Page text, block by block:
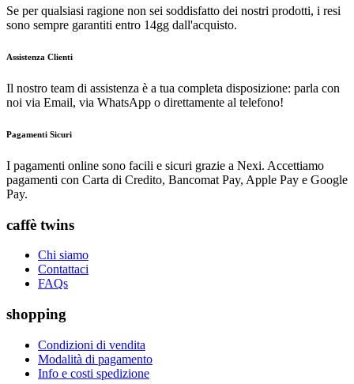
Se per qualsiasi ragione non sei soddisfatto dei nostri prodotti, i resi
sono sempre garantiti entro 14gg dall'acquisto.
Assistenza Clienti
Il nostro team di assistenza è a tua completa disposizione: parla con
noi via Email, via WhatsApp o direttamente al telefono!
Pagamenti Sicuri
I pagamenti online sono facili e sicuri grazie a Nexi. Accettiamo
pagamenti con Carta di Credito, Bancomat Pay, Apple Pay e Google
Pay.
caffè twins
Chi siamo
Contattaci
FAQs
shopping
Condizioni di vendita
Modalità di pagamento
Info e costi spedizione